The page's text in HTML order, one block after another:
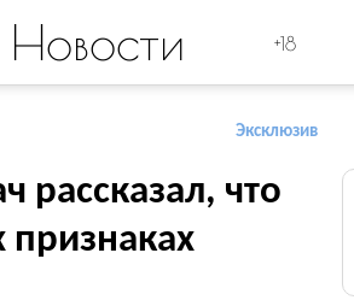
+18
Эксклюзив
рассказал, что